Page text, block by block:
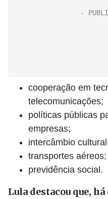
cooperação em
telecomunicações;
políticas públicas
empresas;
intercâmbio
transportes aéreos;
previdência social.
Lula destacou que,